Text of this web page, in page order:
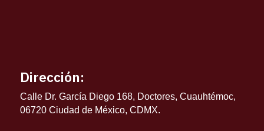
Dirección:
Calle Dr. García Diego 168, Doctores, Cuauhtémoc,
06720 Ciudad de México, CDMX.